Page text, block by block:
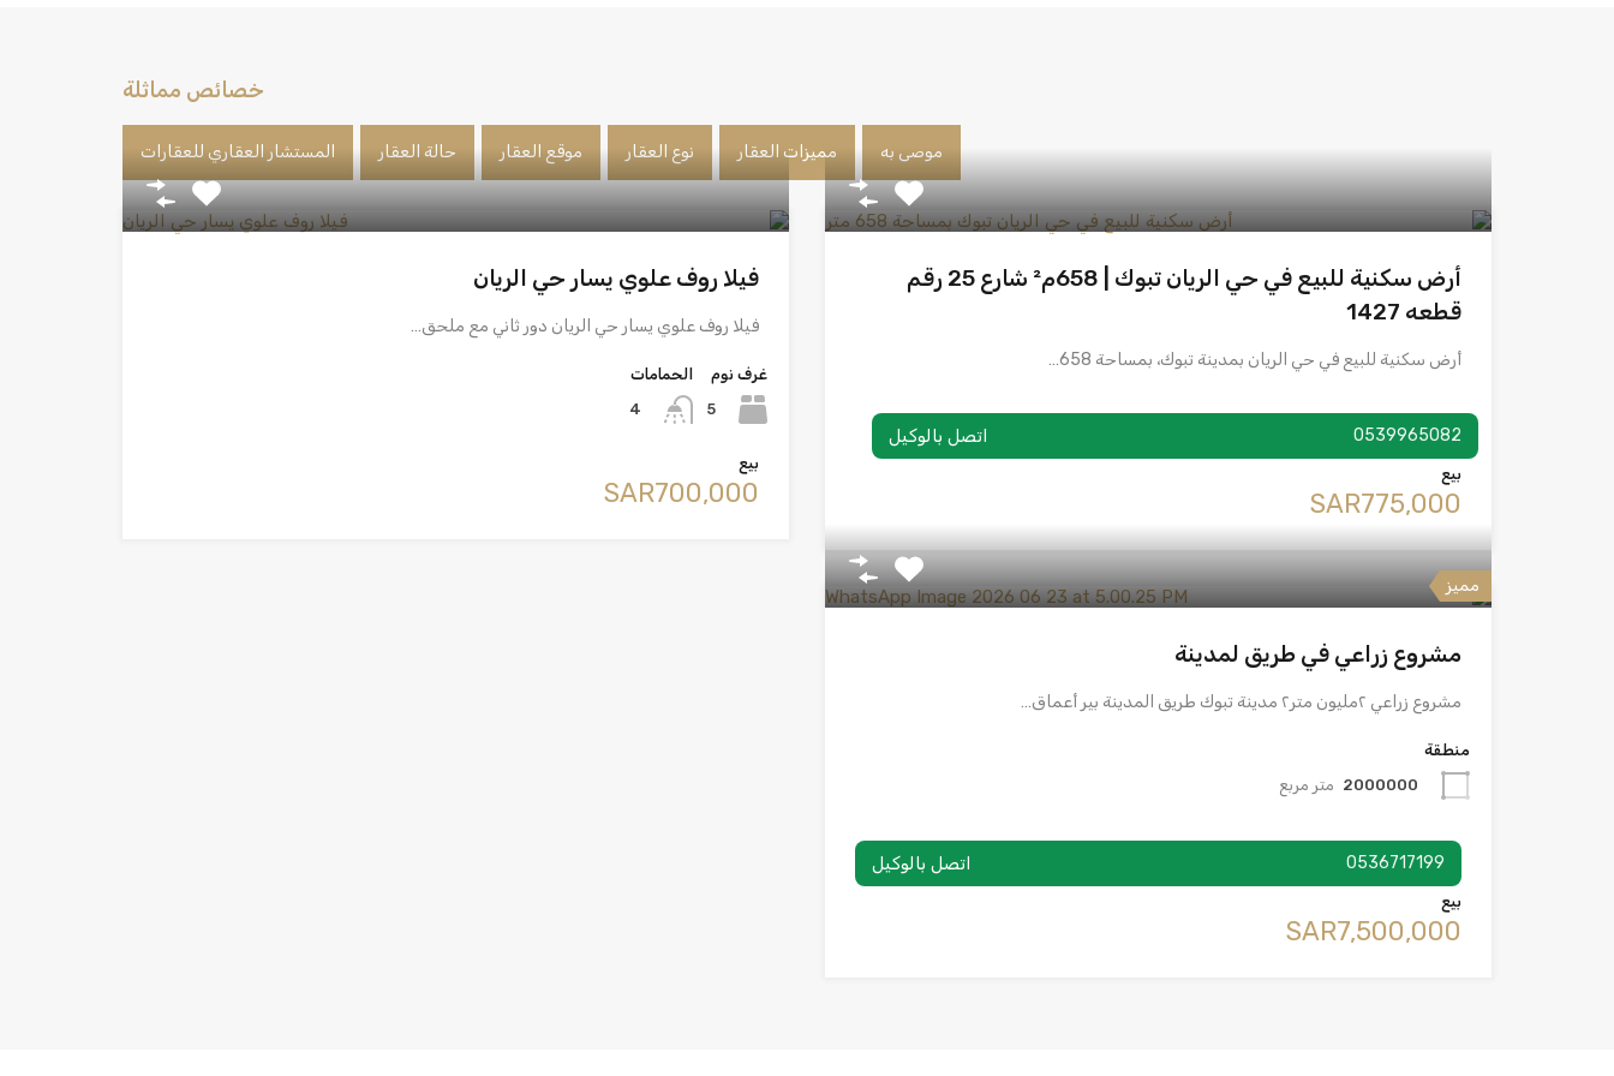
خصائص مماثلة
موصى به مميزات العقار نوع العقار موقع العقار حالة العقار المستشار العقاري للعقارات
أرض سكنية للبيع في حي الريان تبوك | 658م² شارع 25 رقم
قطعه 1427
أرض سكنية للبيع في حي الريان بمدينة تبوك، بمساحة 658…
اتصل بالوكيل 0539965082
بيع
‪SAR775,000
فيلا روف علوي يسار حي الريان
فيلا روف علوي يسار حي الريان دور ثاني مع ملحق…
غرف نوم
5
الحمامات
4
بيع
‪SAR700,000
مميز
مشروع زراعي في طريق لمدينة
مشروع زراعي ٢مليون متر٢ مدينة تبوك طريق المدينة بير أعماق…
منطقة
2000000 متر مربع
اتصل بالوكيل 0536717199
بيع
‪SAR7,500,000